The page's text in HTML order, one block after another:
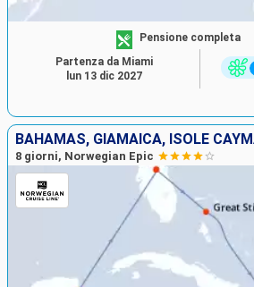
Pensione completa
Partenza da Miami
lun 13 dic 2027
8 giorni, Norwegian Epic